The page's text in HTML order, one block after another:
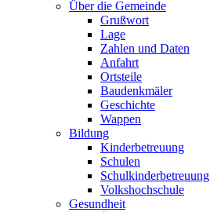
Über die Gemeinde
Grußwort
Lage
Zahlen und Daten
Anfahrt
Ortsteile
Baudenkmäler
Geschichte
Wappen
Bildung
Kinderbetreuung
Schulen
Schulkinderbetreuung
Volkshochschule
Gesundheit